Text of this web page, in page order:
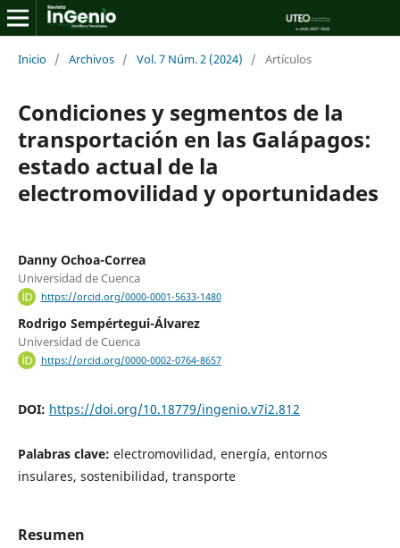
Inicio / Archivos / Vol. 7 Núm. 2 (2024) / Artículos
Condiciones y segmentos de la
transportación en las Galápagos:
estado actual de la
electromovilidad y oportunidades
Danny Ochoa-Correa
Universidad de Cuenca
https://orcid.org/0000-0001-5633-1480
Rodrigo Sempértegui-Álvarez
Universidad de Cuenca
https://orcid.org/0000-0002-0764-8657
DOI: https://doi.org/10.18779/ingenio.v7i2.812
Palabras clave: electromovilidad, energía, entornos
insulares, sostenibilidad, transporte
Resumen